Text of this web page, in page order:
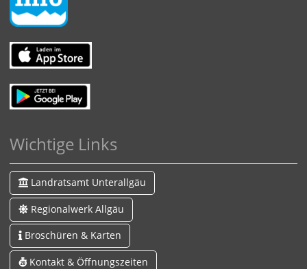
Wichtige Links
Landratsamt Unterallgäu
Regionalwerk Allgäu
Broschüren & Karten
Kontakt & Öffnungszeiten